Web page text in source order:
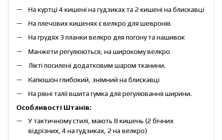
На куртці 4 кишені на гудзиках та 2 кишені на блискавці
На плечових кишенях євелкро для шевронів
На грудях 3 планки велкро для погону та нашивок
Манжети регулюються на широкому велкро
Лікті посилені додатковим шаром тканини.
Капюшон глибокий, знімний на блискавці
На рівні талії вшита гумка для регулювання ширини.
Особливості Штанів:
У тактичному стилі, мають 8 кишень (2 бічних
відрізних, 4 на гудзиках, 2 на велкро)